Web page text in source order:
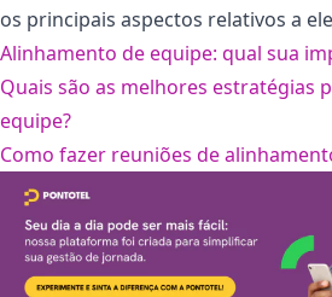
os principais aspectos relativos a
Alinhamento de equipe: qual sua
Quais são as melhores estratégias
equipe?
Como fazer reuniões de